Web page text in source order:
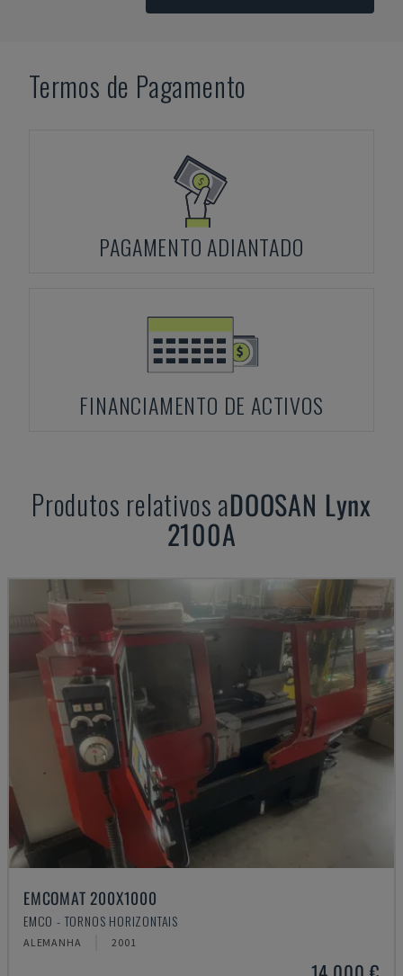
Termos de Pagamento
PAGAMENTO ADIANTADO
FINANCIAMENTO DE ACTIVOS
Produtos relativos aDOOSAN Lynx
2100A
EMCOMAT 200X1000
EMCO - TORNOS HORIZONTAIS
ALEMANHA 2001